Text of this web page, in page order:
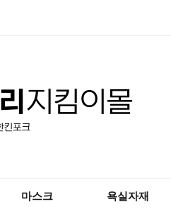
마스크 욕실자재